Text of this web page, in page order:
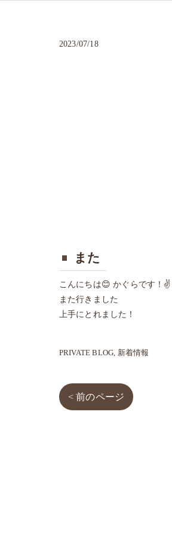
2023/07/18
また
こんにちは😊 かぐらです！✌️
また行きました
上手にとれました！
PRIVATE BLOG 新着情報
< 前のページ